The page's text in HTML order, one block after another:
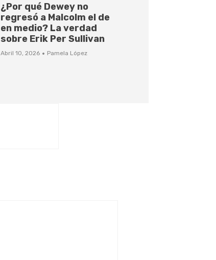
¿Por qué Dewey no
regresó a Malcolm el de
en medio? La verdad
sobre Erik Per Sullivan
Abril 10, 2026 · Pamela López